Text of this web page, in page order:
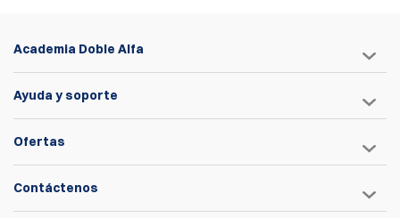
Academia Doble Alfa
Ayuda y soporte
Ofertas
Contáctenos